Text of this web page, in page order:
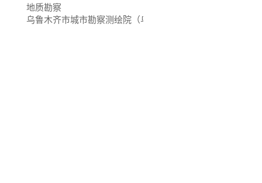
地质勘察
乌鲁木齐市城市勘察测绘院（乌鲁木齐市基础地理信息中心